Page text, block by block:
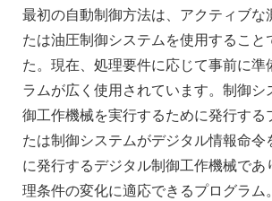
最初の自動制御方法は、アクティブな
たは油圧制御システムを使用すること
た。現在、処理要件に応じて事前に準
ラムが広く使用されています。制御シ
御工作機械を実行するために発行する
たは制御システムがデジタル情報命令
に発行するデジタル制御工作機械であ
理条件の変化に適応できるプログラム